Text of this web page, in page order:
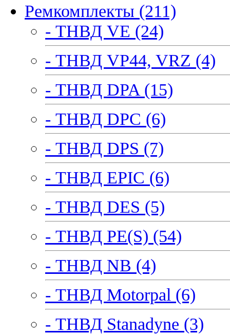
Ремкомплекты (211)
- ТНВД VE (24)
- ТНВД VP44, VRZ (4)
- ТНВД DPA (15)
- ТНВД DPC (6)
- ТНВД DPS (7)
- ТНВД EPIC (6)
- ТНВД DES (5)
- ТНВД PE(S) (54)
- ТНВД NB (4)
- ТНВД Motorpal (6)
- ТНВД Stanadyne (3)